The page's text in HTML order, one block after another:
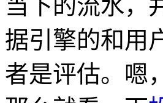
当下的流水，
据引擎的和用
者是评估。嗯